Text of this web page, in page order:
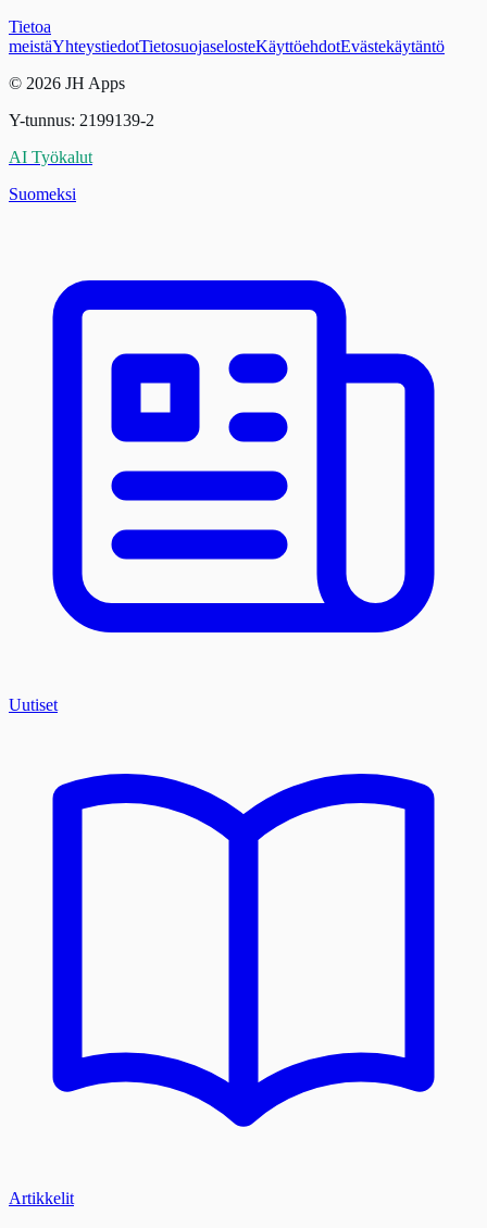
Tietoa
meistäYhteystiedotTietosuojaselosteKäyttöehdotEvästekäytäntö
© 2026 JH Apps
Y-tunnus: 2199139-2
AI Työkalut
Suomeksi
Uutiset
Artikkelit